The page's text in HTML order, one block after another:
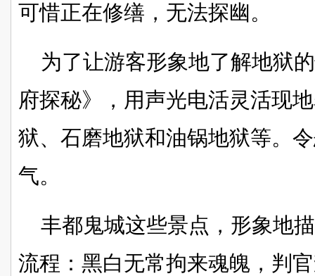
可惜正在修缮，无法探幽。
为了让游客形象地了解地狱
府探秘》，用声光电活灵活现
狱、石磨地狱和油锅地狱等。
气。
丰都鬼城这些景点，形象地
流程：黑白无常拘来魂魄，判